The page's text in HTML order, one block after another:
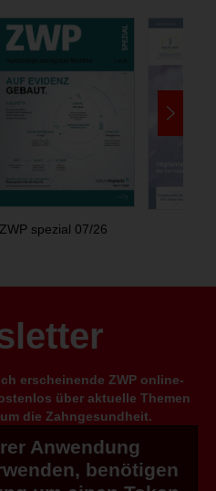
ZWP spezial 07/26
erscheinende ZWP online-
über aktuelle Themen
die Zahngesundheit.
Anwendung
benötigen